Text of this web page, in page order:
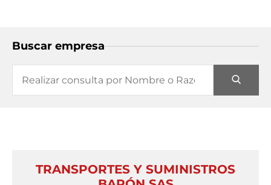
Buscar empresa
TRANSPORTES Y SUMINISTROS